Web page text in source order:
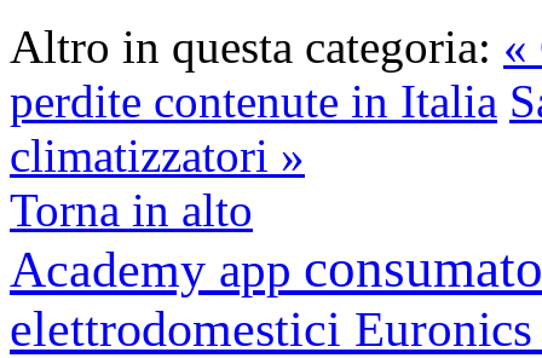
Altro in questa categoria: «
perdite contenute in Italia
climatizzatori »
Torna in alto
Academy app
elettrodomestici